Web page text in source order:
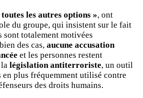
les autres options », ont
du groupe, qui insistent sur le fait
sont totalement motivées
des cas, aucune accusation
et les personnes restent
législation antiterroriste, un outil
en plus fréquemment utilisé contre
des droits humains.